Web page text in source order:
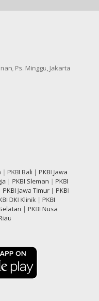
Ps. Minggu, Jakarta
| PKBI Bali | PKBI Jawa
| PKBI Sleman | PKBI
PKBI Jawa Timur| PKBI
DKI Klinik| PKBI
| PKBI Nusa